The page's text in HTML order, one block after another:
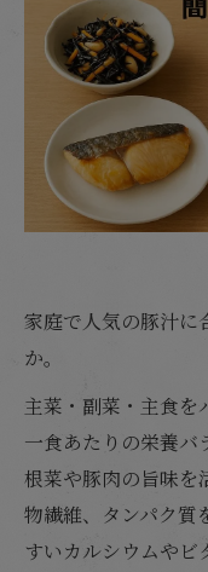
家庭で人気の豚汁に
か。
主菜・副菜・主食を
一食あたりの栄養バ
根菜や豚肉の旨味を
物繊維、タンパク質
すいカルシウムやビ